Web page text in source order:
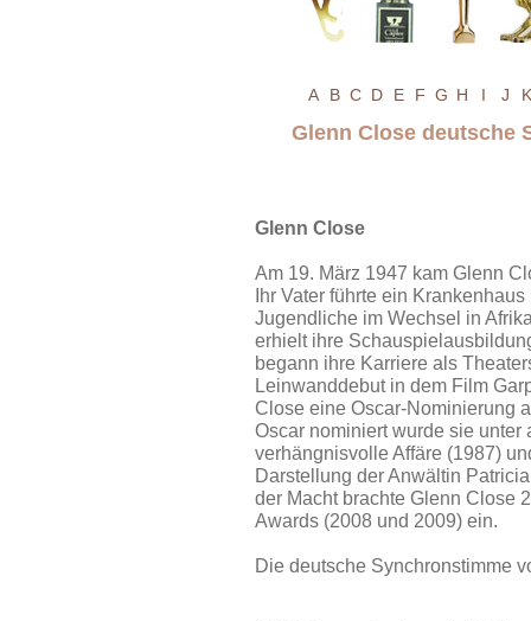
A B C D E F G H I J K
Glenn Close deutsche
Glenn Close
Am 19. März 1947 kam Glenn
Ihr Vater führte ein
Jugendliche im Wechsel in
erhielt ihre
begann ihre Karriere als
Leinwanddebut in dem Film
Close eine Oscar-Nominierung
Oscar nominiert wurde sie
verhängnisvolle Affäre (1987)
Darstellung der Anwältin
der Macht brachte Glenn Close
Awards (2008 und 2009) ein.
Die deutsche Synchronstimme